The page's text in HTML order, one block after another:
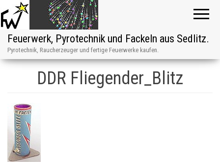
Feuerwerk, Pyrotechnik und Fackeln aus Sedlitz.
Pyrotechnik, Raucherzeuger und fertige Feuerwerke kaufen.
DDR Fliegender_Blitz